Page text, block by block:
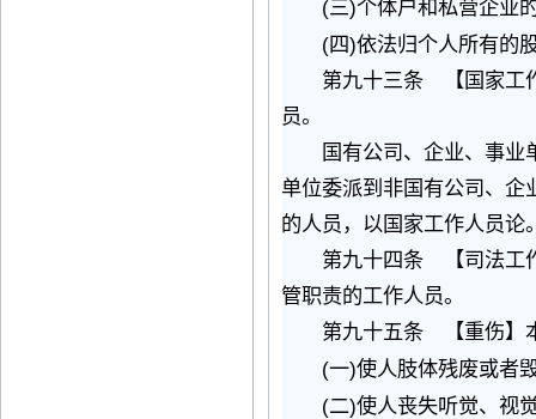
(三)个体户和私营企业
(四)依法归个人所有的
第九十三条 【国家工作
员。
国有公司、企业、事业单
单位委派到非国有公司、企
的人员，以国家工作人员论
第九十四条 【司法工作
管职责的工作人员。
第九十五条 【重伤】本
(一)使人肢体残废或者
(二)使人丧失听觉、视